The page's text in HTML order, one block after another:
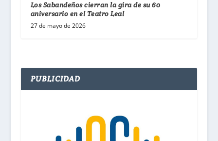
Los Sabandeños cierran la gira de su 60
aniversario en el Teatro Leal
27 de mayo de 2026
PUBLICIDAD